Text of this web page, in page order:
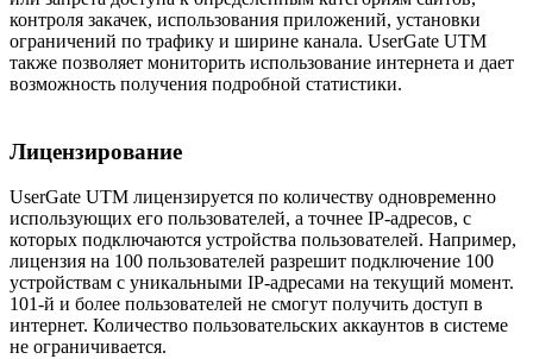
контроля закачек, использования приложений, установки
ограничений по трафику и ширине канала. UserGate UTM
также позволяет мониторить использование интернета и дает
возможность получения подробной статистики.
Лицензирование
UserGate UTM лицензируется по количеству одновременно
использующих его пользователей, а точнее IP-адресов, с
которых подключаются устройства пользователей. Например,
лицензия на 100 пользователей разрешит подключение 100
устройствам с уникальными IP-адресами на текущий момент.
101-й и более пользователей не смогут получить доступ в
интернет. Количество пользовательских аккаунтов в системе
не ограничивается.